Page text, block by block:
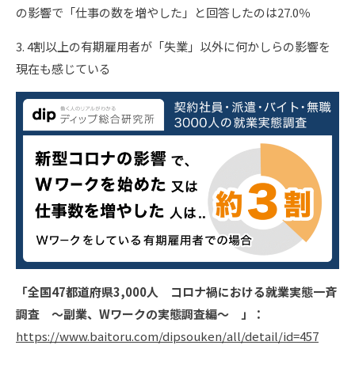
の影響で「仕事の数を増やした」と回答したのは27.0％
3. 4割以上の有期雇用者が「失業」以外に何かしらの影響を
現在も感じている
「全国47都道府県3,000人 コロナ禍における就業実態一斉
調査 〜副業、Wワークの実態調査編～ 」：
https://www.baitoru.com/dipsouken/all/detail/id=457